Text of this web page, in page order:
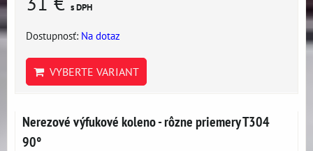
s DPH
Dostupnosť: Na dotaz
VYBERTE VARIANT
Nerezové výfukové koleno - rôzne priemery T304
90°